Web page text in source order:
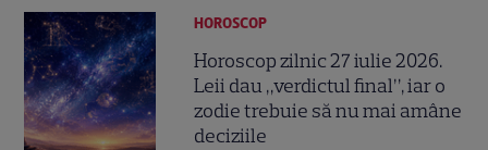
HOROSCOP
Horoscop zilnic 27 iulie 2026.
Leii dau „verdictul final”, iar o
zodie trebuie să nu mai amâne
deciziile